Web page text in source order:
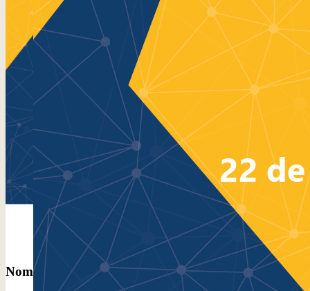
Baixar
Nome do evento